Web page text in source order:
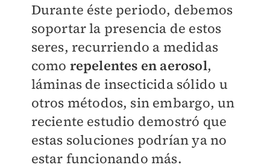
Durante éste periodo, debemos
soportar la presencia de estos
seres, recurriendo a medidas
como repelentes en aerosol,
láminas de insecticida sólido u
otros métodos, sin embargo, un
reciente estudio demostró que
estas soluciones podrían ya no
estar funcionando más.